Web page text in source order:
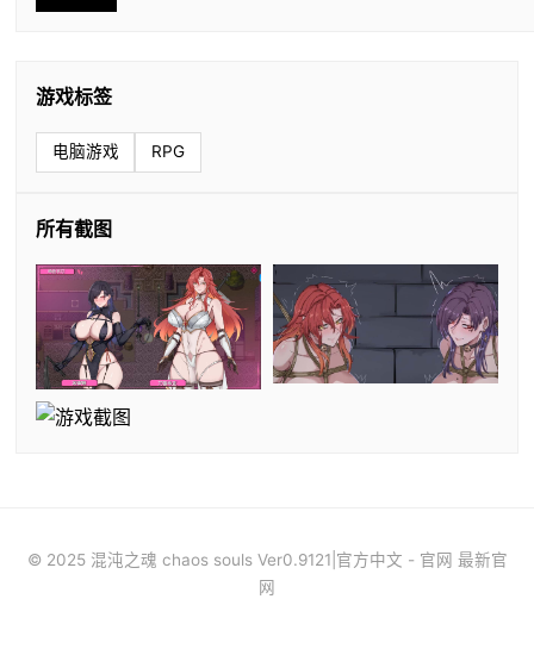
游戏标签
电脑游戏 RPG
所有截图
© 2025 混沌之魂 chaos souls Ver0.9121|官方中文 - 官网 最新官
网